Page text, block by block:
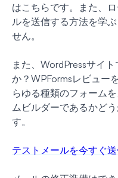
はこちらです。また、
ルを送信する方法を学
せん。
また、WordPressサイ
か？WPFormsレビュー
らゆる種類のフォーム
ムビルダーであるかど
す。
テストメールを今すぐ